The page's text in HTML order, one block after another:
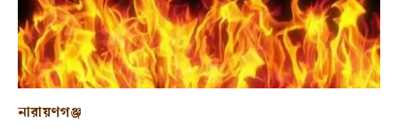
নারায়ণগঞ্জ